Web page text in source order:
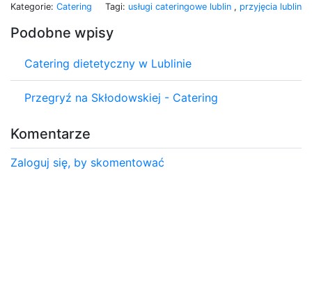
Kategorie: Catering Tagi: usługi cateringowe lublin , przyjęcia lublin
Podobne wpisy
Catering dietetyczny w Lublinie
Przegryź na Skłodowskiej - Catering
Komentarze
Zaloguj się, by skomentować